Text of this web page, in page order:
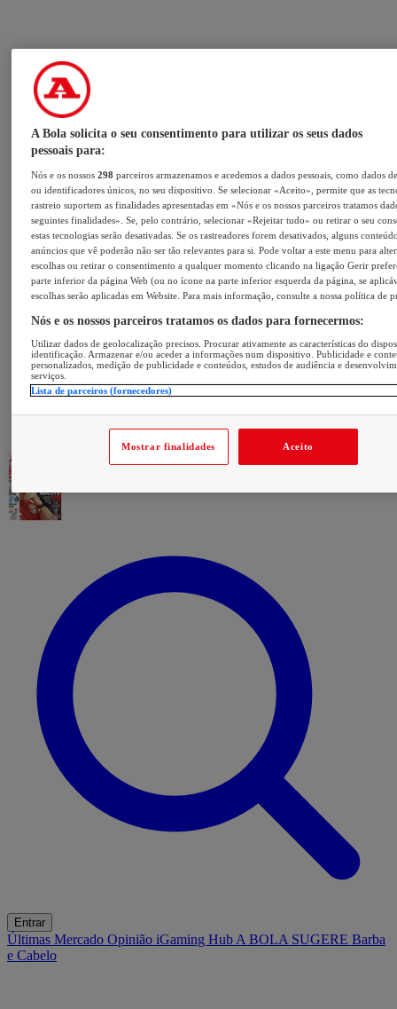
Entrar
Últimas Mercado Opinião iGaming Hub A BOLA SUGERE Barba
e Cabelo
A Bola solicita o seu consentimento para utilizar os seus dados
pessoais para:
Nós e os nossos298 parceiros armazenamos e acedemos a dados pessoais, como dados
ou identificadores únicos, no seu dispositivo. Se selecionar «Aceito», permite que as
rastreio suportem as finalidades apresentadas em «Nós e os nossos parceiros tratamos
seguintes finalidades». Se, pelo contrário, selecionar «Rejeitar tudo» ou retirar o seu
estas tecnologias serão desativadas. Se os rastreadores forem desativados, alguns
anúncios que vê poderão não ser tão relevantes para si. Pode voltar a este menu para
escolhas ou retirar o consentimento a qualquer momento clicando na ligação Gerir
parte inferior da página Web (ou no ícone na parte inferior esquerda da página, se
escolhas serão aplicadas em Website. Para mais informação, consulte a nossa política de
Nós e os nossos parceiros tratamos os dados para fornecermos:
Utilizar dados de geolocalização precisos. Procurar ativamente as características do
identificação. Armazenar e/ou aceder a informações num dispositivo. Publicidade e
personalizados, medição de publicidade e conteúdos, estudos de audiência e
serviços.
Lista de parceiros (fornecedores)
Mostrar finalidades Aceito